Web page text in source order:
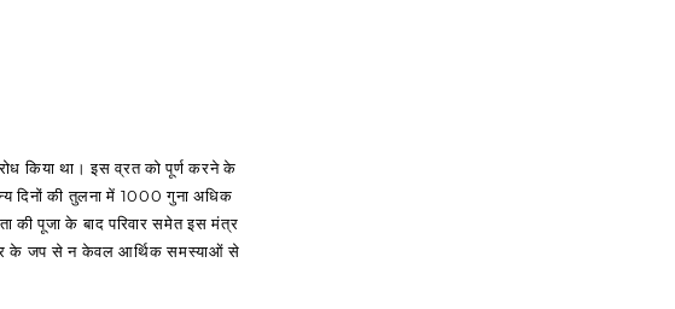
किया था। इस व्रत को पूर्ण करने के
दिनों की तुलना में 1000 गुना अधिक
की पूजा के बाद परिवार समेत इस मंत्र
के जप से न केवल आर्थिक समस्याओं से